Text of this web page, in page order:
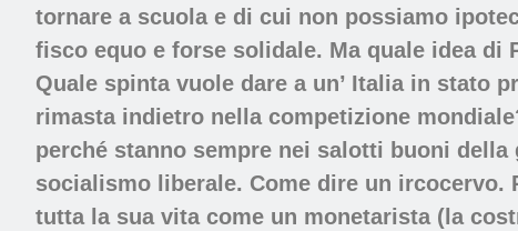
tornare a scuola e di cui non possiamo
fisco equo e forse solidale. Ma quale idea di
Quale spinta vuole dare a un’ Italia in stato
rimasta indietro nella competizione
perché stanno sempre nei salotti buoni
socialismo liberale. Come dire un
tutta la sua vita come un monetarista (la